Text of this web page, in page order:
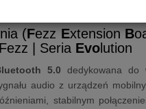
(Fezz Extension B
| Seria Evo lution
5.0 dedykowana do
audio z urządzeń
stabilnym